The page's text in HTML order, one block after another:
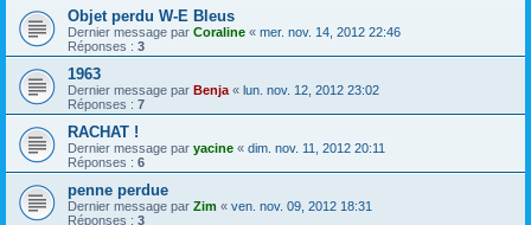
Objet perdu W-E Bleus
Dernier message par Coraline « mer. nov. 14, 2012 22:46
Réponses : 3
1963
Dernier message par Benja « lun. nov. 12, 2012 23:02
Réponses : 7
RACHAT !
Dernier message par yacine « dim. nov. 11, 2012 20:11
Réponses : 6
penne perdue
Dernier message par Zim « ven. nov. 09, 2012 18:31
Réponses : 3